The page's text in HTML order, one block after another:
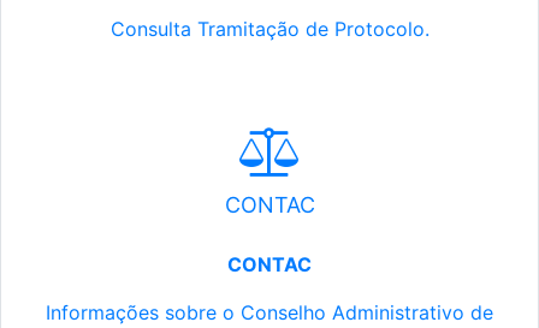
Consulta Tramitação de Protocolo.
CONTAC
CONTAC
Informações sobre o Conselho Administrativo de